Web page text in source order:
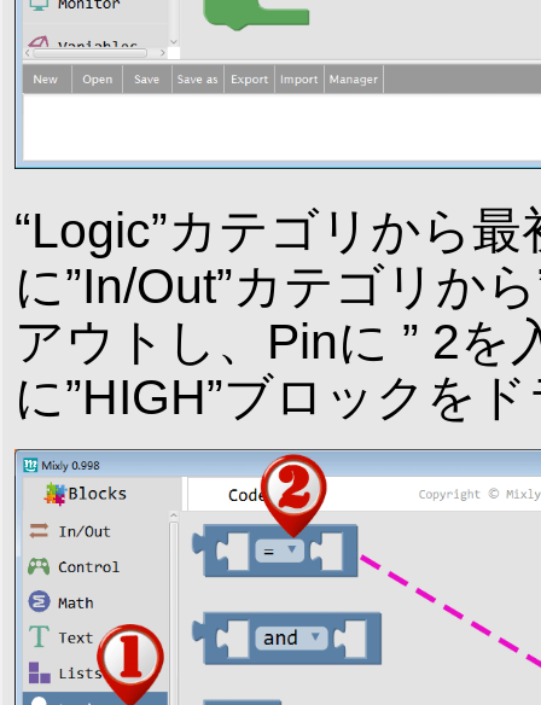
“Logic”カテゴリから
に”In/Out”カテゴリか
アウトし、Pinに ” 2
に”HIGH”ブロックを